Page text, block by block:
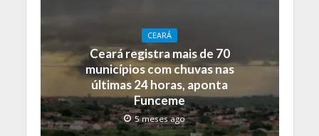
CEARÁ
Ceará registra mais de 70
municípios com chuvas nas
últimas 24 horas, aponta
Funceme
5 meses ago